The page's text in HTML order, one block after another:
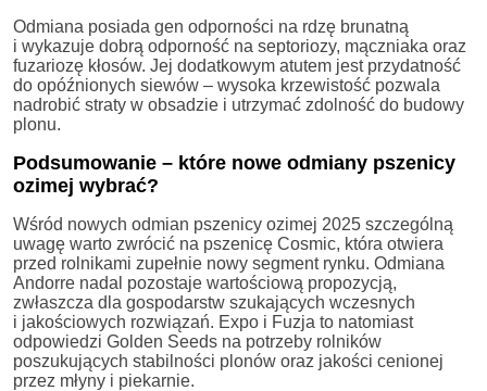
Odmiana posiada gen odporności na rdzę brunatną
i wykazuje dobrą odporność na septoriozy, mączniaka oraz
fuzariozę kłosów. Jej dodatkowym atutem jest przydatność
do opóźnionych siewów – wysoka krzewistość pozwala
nadrobić straty w obsadzie i utrzymać zdolność do budowy
plonu.
Podsumowanie – które nowe odmiany pszenicy
ozimej wybrać?
Wśród nowych odmian pszenicy ozimej 2025 szczególną
uwagę warto zwrócić na pszenicę Cosmic, która otwiera
przed rolnikami zupełnie nowy segment rynku. Odmiana
Andorre nadal pozostaje wartościową propozycją,
zwłaszcza dla gospodarstw szukających wczesnych
i jakościowych rozwiązań. Expo i Fuzja to natomiast
odpowiedzi Golden Seeds na potrzeby rolników
poszukujących stabilności plonów oraz jakości cenionej
przez młyny i piekarnie.